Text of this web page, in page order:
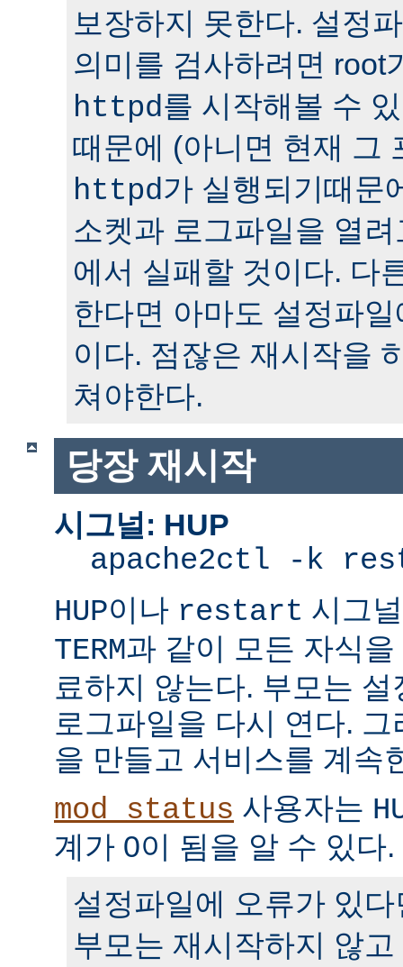
보장하지 못한다. 설정
의미를 검사하려면 root
httpd를 시작해볼 수
때문에 (아니면 현재 그
httpd가 실행되기때문
소켓과 로그파일을 열
에서 실패할 것이다. 다
한다면 아마도 설정파
이다. 점잖은 재시작을
쳐야한다.
당장 재시작
시그널: HUP
apache2ctl -k
HUP이나 restart 시그
TERM과 같이 모든 자식
료하지 않는다. 부모는
로그파일을 다시 연다.
을 만들고 서비스를 계속
mod_status 사용자는
계가 0이 됨을 알 수 있다.
설정파일에 오류가 있
부모는 재시작하지 않